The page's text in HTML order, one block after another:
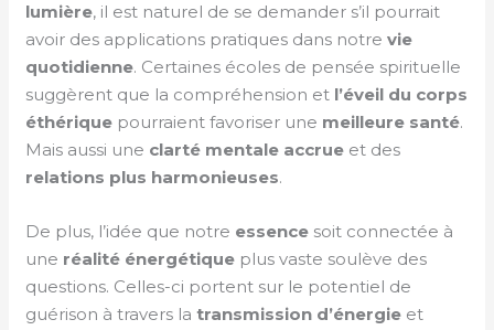
lumière, il est naturel de se demander s’il pourrait
avoir des applications pratiques dans notrevie
quotidienne. Certaines écoles de pensée spirituelle
suggèrent que la compréhension et l’éveil du corps
éthérique pourraient favoriser une meilleure santé.
Mais aussi une clarté mentale accrue et des
relations plus harmonieuses.
De plus, l’idée que notre essence soit connectée à
une réalité énergétique plus vaste soulève des
questions. Celles-ci portent sur le potentiel de
guérison à travers latransmission d’énergie et